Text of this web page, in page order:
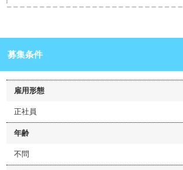
募集条件
雇用形態
正社員
年齢
不問